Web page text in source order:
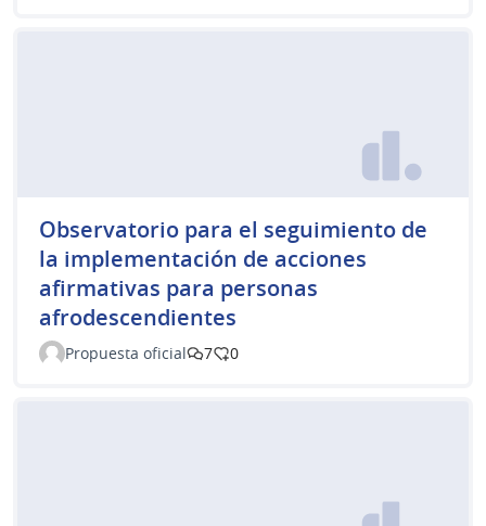
Observatorio para el seguimiento de
la implementación de acciones
afirmativas para personas
afrodescendientes
Propuesta oficial 7 0